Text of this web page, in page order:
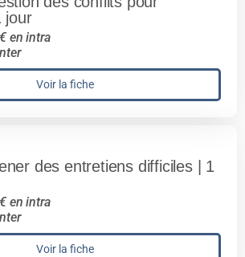
jour
en intra
Voir la fiche
des entretiens difficiles | 1
en intra
Voir la fiche